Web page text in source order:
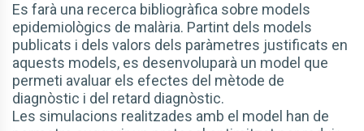
Es farà una recerca bibliogràfica sobre models
epidemiològics de malària. Partint dels models
publicats i dels valors dels paràmetres justificats en
aquests models, es desenvoluparà un model que
permeti avaluar els efectes del mètode de
diagnòstic i del retard diagnòstic.
Les simulacions realitzades amb el model han de